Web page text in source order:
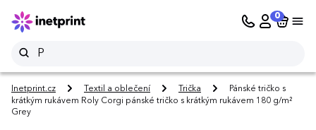
0
Inetprint.cz Textil a oblečení Trička
Pánské tričko s
krátkým rukávem Roly Corgi pánské tričko s krátkým rukávem 180 g/m²
Grey